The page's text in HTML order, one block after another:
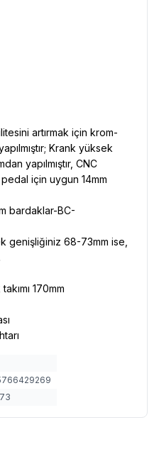
artırmak için krom-
Krank yüksek
yapılmıştır, CNC
için uygun 14mm
bardaklar-BC-
genişliğiniz 68-73mm ise,
170mm